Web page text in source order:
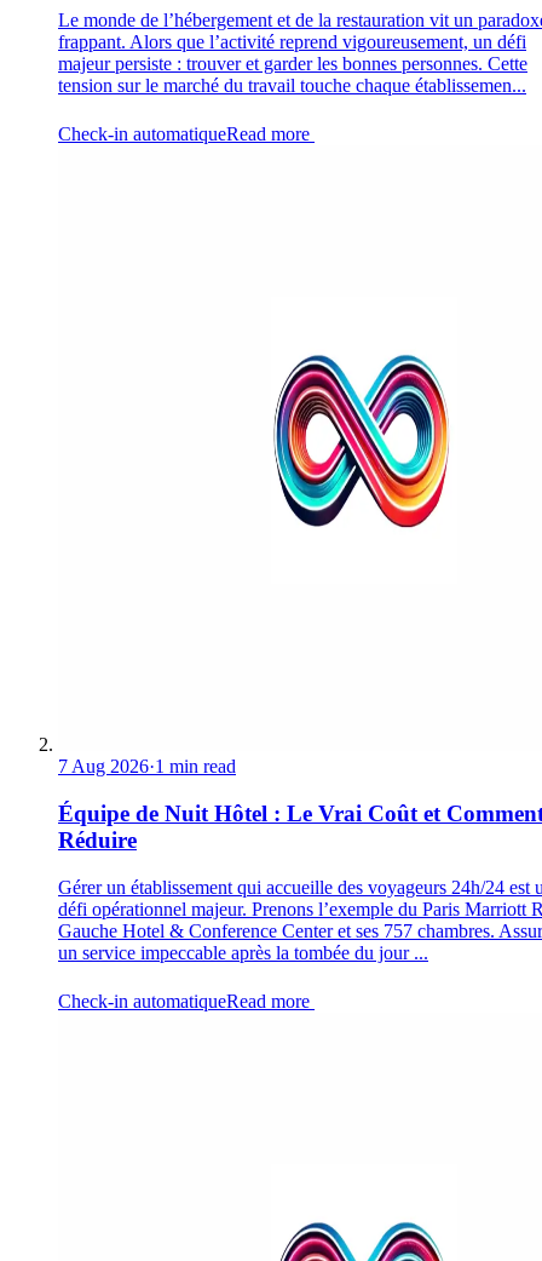
Le monde de l’hébergement et de la restauration vit un
frappant. Alors que l’activité reprend vigoureusement, un défi
majeur persiste : trouver et garder les bonnes personnes. Cette
tension sur le marché du travail touche chaque établissemen...
Check-in automatiqueRead more
7 Aug 2026·1 min read
Équipe de Nuit Hôtel : Le Vrai Coût et
Réduire
Gérer un établissement qui accueille des voyageurs 24h/24 est
défi opérationnel majeur. Prenons l’exemple du Paris Marriott
Gauche Hotel & Conference Center et ses 757 chambres.
un service impeccable après la tombée du jour ...
Check-in automatiqueRead more